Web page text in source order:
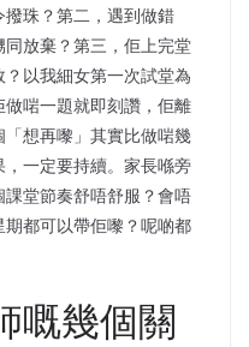
珠？第二，遇到做錯
放棄？第三，佢上完堂
以我細女第一次試堂為
啱一題就即刻讚，佢離
想再嚟」其實比做啱幾
一定要持續。家長喺旁
堂節奏舒唔舒服？會唔
都可以帶佢嚟？呢啲都
嘅幾個關